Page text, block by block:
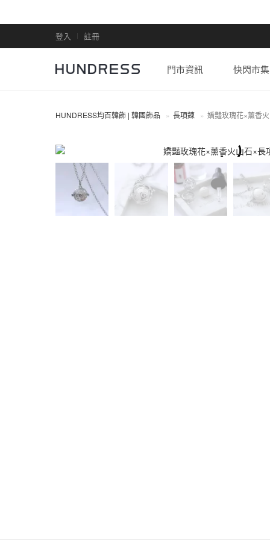
登入 註冊
門市資訊 快閃市集
HUNDRESS均百韓飾 | 韓國飾品 長項鍊 嬌豔玫瑰花×薰香